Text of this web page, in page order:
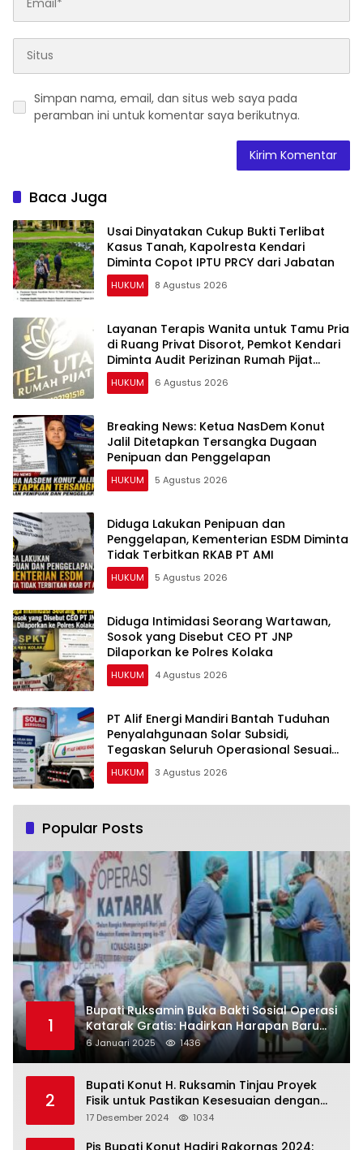
Simpan nama, email, dan situs web saya pada
peramban ini untuk komentar saya berikutnya.
Baca Juga
Usai Dinyatakan Cukup Bukti Terlibat
Kasus Tanah, Kapolresta Kendari
Diminta Copot IPTU PRCY dari Jabatan
HUKUM 8 Agustus 2026
Layanan Terapis Wanita untuk Tamu Pria
di Ruang Privat Disorot, Pemkot Kendari
Diminta Audit Perizinan Rumah Pijat
Utami
HUKUM 6 Agustus 2026
Breaking News: Ketua NasDem Konut
Jalil Ditetapkan Tersangka Dugaan
Penipuan dan Penggelapan
HUKUM 5 Agustus 2026
Diduga Lakukan Penipuan dan
Penggelapan, Kementerian ESDM Diminta
Tidak Terbitkan RKAB PT AMI
HUKUM 5 Agustus 2026
Diduga Intimidasi Seorang Wartawan,
Sosok yang Disebut CEO PT JNP
Dilaporkan ke Polres Kolaka
HUKUM 4 Agustus 2026
PT Alif Energi Mandiri Bantah Tuduhan
Penyalahgunaan Solar Subsidi,
Tegaskan Seluruh Operasional Sesuai
Regulasi
HUKUM 3 Agustus 2026
Popular Posts
1
Bupati Ruksamin Buka Bakti Sosial Operasi
Katarak Gratis: Hadirkan Harapan Baru
bagi Masyarakat Konut
6 Januari 2025 1436
2
Bupati Konut H. Ruksamin Tinjau Proyek
Fisik untuk Pastikan Kesesuaian dengan
Perencanaan
17 Desember 2024 1034